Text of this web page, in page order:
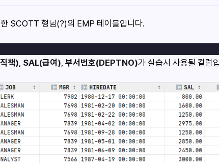
SCOTT 형님(?)의 EMP 테이블입니다.
책) SAL(급여) 부서번호(DEPTNO)가 실습시 사용될 컬럼